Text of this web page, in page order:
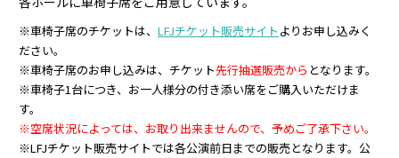
※車椅子席のチケットは、 LFJチケット販売サイト よりお申し込みく
ださい。
※車椅子席のお申し込みは、チケット先行抽選販売から となります。
※車椅子1台につき、お一人様分の付き添い席をご購入いただけま
す。
※空席状況によっては、お取り出来ませんので、予めご了承下さい。
※LFJチケット販売サイトでは各公演前日までの販売となります。公